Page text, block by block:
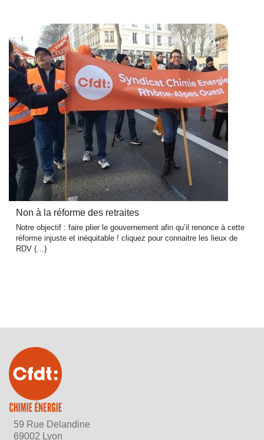
Non à la réforme des retraites
Notre objectif : faire plier le gouvernement afin qu’il renonce à cette
réforme injuste et inéquitable ! cliquez pour connaitre les lieux de
RDV (…)
59 Rue Delandine
69002 Lyon